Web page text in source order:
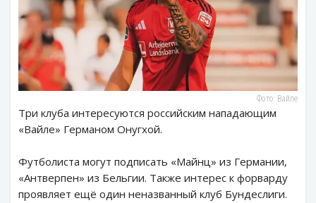
Фото: Вайле
Три клуба интересуются российским нападающим
«Вайле» Германом Онугхой.
Футболиста могут подписать «Майнц» из Германии,
«Антверпен» из Бельгии. Также интерес к форварду
проявляет ещё один неназванный клуб Бундеслиги.